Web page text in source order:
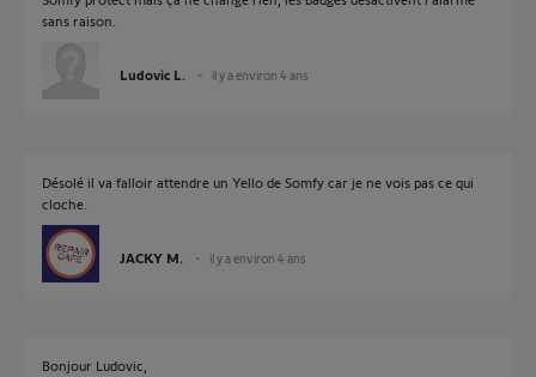
sans raison.
Ludovic L. il y a environ 4 ans
Désolé il va falloir attendre un Yello de Somfy car je ne vois pas ce qui
cloche.
JACKY M. il y a environ 4 ans
Bonjour Ludovic,